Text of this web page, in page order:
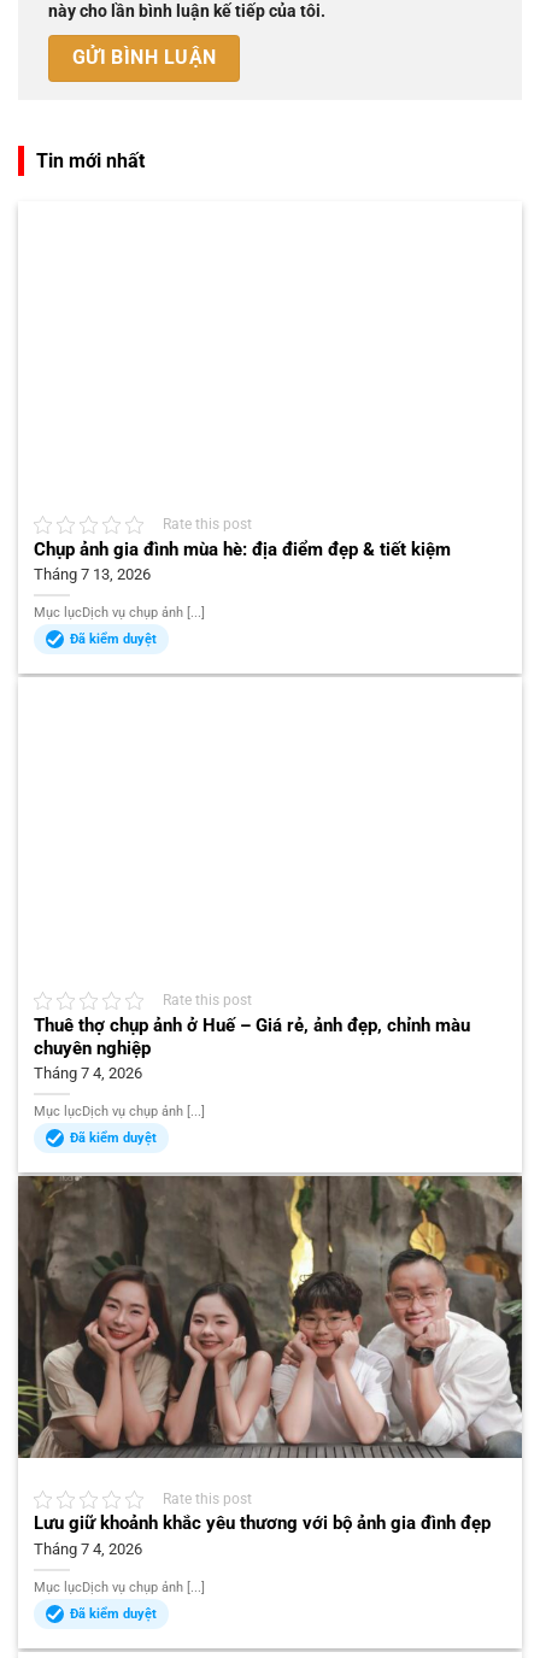
này cho lần bình luận kế tiếp của tôi.
Tin mới nhất
Rate this post
Chụp ảnh gia đình mùa hè: địa điểm đẹp & tiết kiệm
Tháng 7 13, 2026
Mục lụcDịch vụ chụp ảnh [...]
Đã kiểm duyệt
Rate this post
Thuê thợ chụp ảnh ở Huế – Giá rẻ, ảnh đẹp, chỉnh màu
chuyên nghiệp
Tháng 7 4, 2026
Mục lụcDịch vụ chụp ảnh [...]
Đã kiểm duyệt
Rate this post
Lưu giữ khoảnh khắc yêu thương với bộ ảnh gia đình đẹp
Tháng 7 4, 2026
Mục lụcDịch vụ chụp ảnh [...]
Đã kiểm duyệt